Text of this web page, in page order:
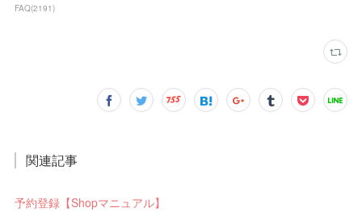
FAQ(2191)
関連記事
予約登録【Shopマニュアル】